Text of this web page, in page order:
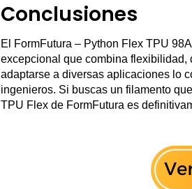
Conclusiones
El FormFutura – Python Flex TPU
excepcional que combina
adaptarse a diversas aplicaciones lo
ingenieros. Si buscas un filamento
TPU Flex de FormFutura es